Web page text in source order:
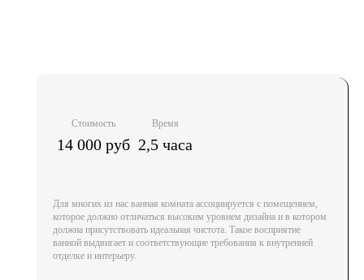
Стоимость Время
14 000 руб 2,5 часа
Для многих из нас ванная комната ассоциируется с помещением,
которое должно отличаться высоким уровнем дизайна и в котором
должна присутствовать идеальная чистота. Такое восприятие
ванной выдвигает и соответствующие требования к внутренней
отделке и интерьеру.